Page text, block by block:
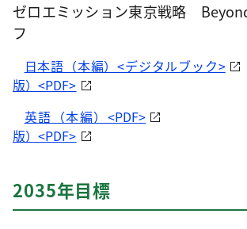
ゼロエミッション東京戦略
フ
日本語（本編）<デジタルブック>
版）<PDF>
英語（本編）<PDF>
版）<PDF>
2035年目標